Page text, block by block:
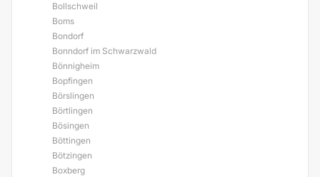
Bollschweil
Boms
Bondorf
Bonndorf im Schwarzwald
Bönnigheim
Bopfingen
Börslingen
Börtlingen
Bösingen
Böttingen
Bötzingen
Boxberg